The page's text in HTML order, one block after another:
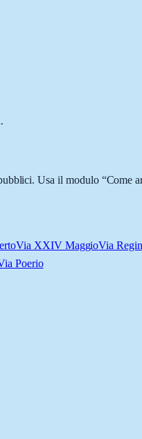
Usa il modulo “Come
Via XXIV MaggioVia
Poerio